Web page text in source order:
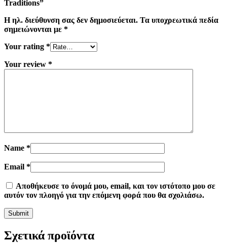
Traditions”
Η ηλ. διεύθυνση σας δεν δημοσιεύεται. Τα υποχρεωτικά πεδία
σημειώνονται με *
Your rating *
Your review *
Name *
Email *
Αποθήκευσε το όνομά μου, email, και τον ιστότοπο μου σε
αυτόν τον πλοηγό για την επόμενη φορά που θα σχολιάσω.
Σχετικά προϊόντα